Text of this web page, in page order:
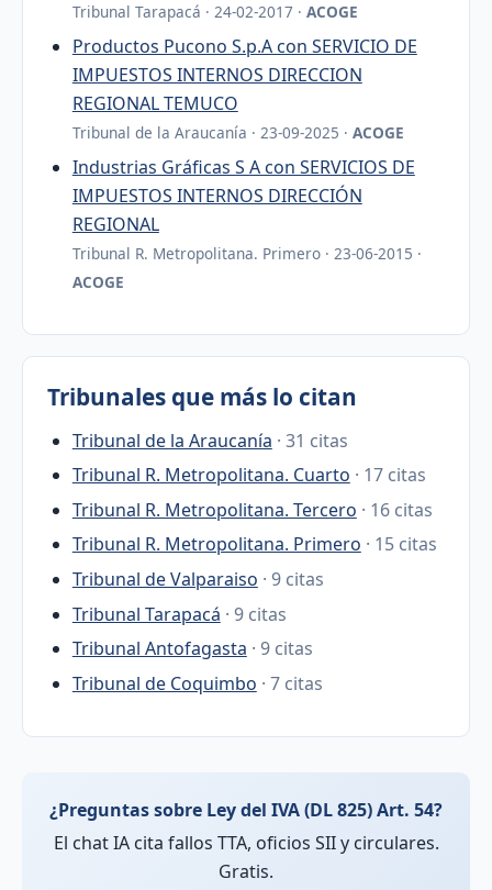
Tribunal Tarapacá · 24-02-2017 · ACOGE
Productos Pucono S.p.A con SERVICIO DE
IMPUESTOS INTERNOS DIRECCION
REGIONAL TEMUCO
Tribunal de la Araucanía · 23-09-2025 · ACOGE
Industrias Gráficas S A con SERVICIOS DE
IMPUESTOS INTERNOS DIRECCIÓN
REGIONAL
Tribunal R. Metropolitana. Primero · 23-06-2015 ·
ACOGE
Tribunales que más lo citan
Tribunal de la Araucanía · 31 citas
Tribunal R. Metropolitana. Cuarto · 17 citas
Tribunal R. Metropolitana. Tercero · 16 citas
Tribunal R. Metropolitana. Primero · 15 citas
Tribunal de Valparaiso · 9 citas
Tribunal Tarapacá · 9 citas
Tribunal Antofagasta · 9 citas
Tribunal de Coquimbo · 7 citas
¿Preguntas sobre Ley del IVA (DL 825) Art. 54?
El chat IA cita fallos TTA, oficios SII y circulares.
Gratis.